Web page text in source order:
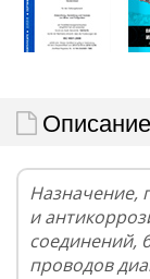
Назначение,
и
соединений,
проводов